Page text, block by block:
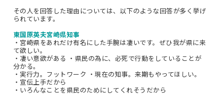
その人を回答した理由については、以下のような回答が多く挙げ
られています。
東国原英夫宮崎県知事
・宮崎県をあれだけ有名にした手腕は凄いです。ぜひ我が県に来
て欲しい。
・凄い意欲がある ・県民の為に、必死で行動をしていることが
分かる。
・実行力。フットワーク ・現在の知事。来期もやってほしい。
・宣伝上手だから
・いろんなことを県民のためにしてくれそうだから